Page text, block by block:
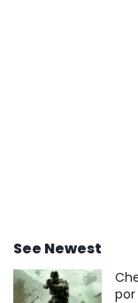
See Newest
por